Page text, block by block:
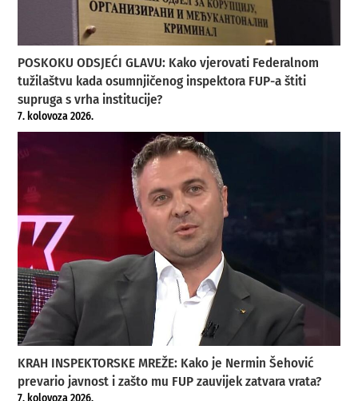
POSKOKU ODSJEĆI GLAVU: Kako vjerovati Federalnom
tužilaštvu kada osumnjičenog inspektora FUP-a štiti
supruga s vrha institucije?
7. kolovoza 2026.
KRAH INSPEKTORSKE MREŽE: Kako je Nermin Šehović
prevario javnost i zašto mu FUP zauvijek zatvara vrata?